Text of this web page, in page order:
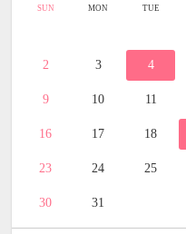
SUN MON TUE
2 3 4
9 10 11
16 17 18
23 24 25
30 31